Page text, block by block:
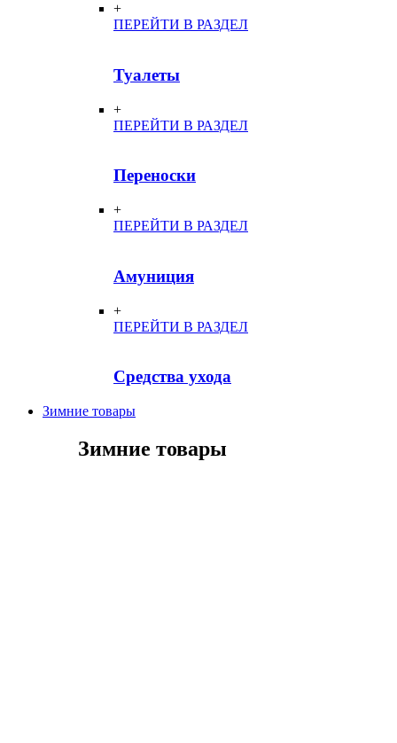
+
ПЕРЕЙТИ В РАЗДЕЛ
Туалеты
+
ПЕРЕЙТИ В РАЗДЕЛ
Переноски
+
ПЕРЕЙТИ В РАЗДЕЛ
Амуниция
+
ПЕРЕЙТИ В РАЗДЕЛ
Средства ухода
Зимние товары
Зимние товары